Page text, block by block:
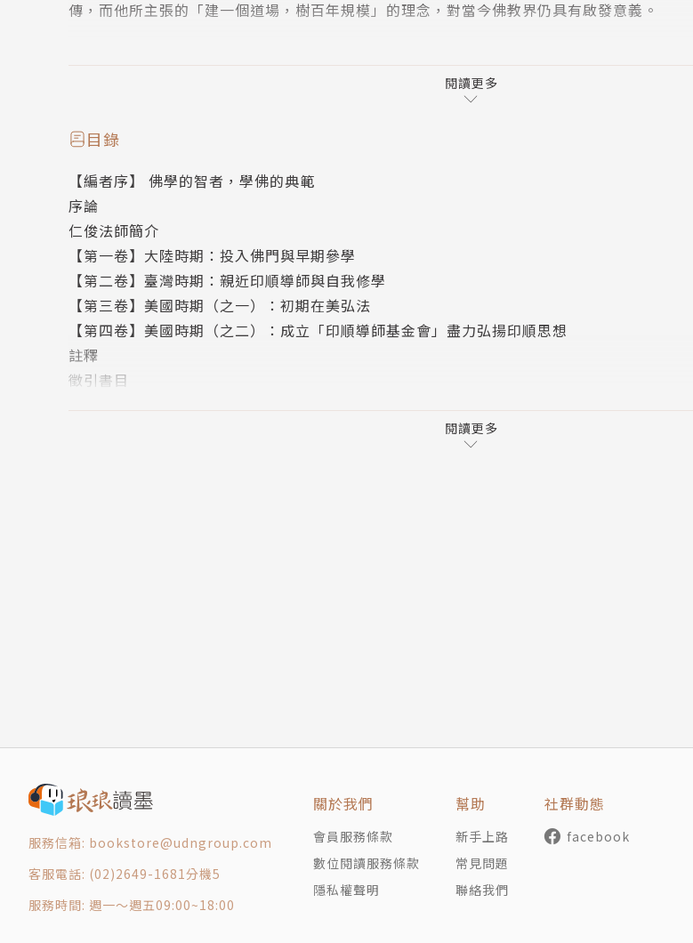
傳，而他所主張的「建一個道場，樹百年規模」的理念，對當今佛教界仍具有啟發意義。
1955年出生於臺灣嘉義，政治大學歷史系學士、碩士、博士；1986年起，任職國史館，曾任
著有《抗戰時期的中央財政與地方財政》（臺北：國史館，2000年）、《印順法師年譜》（
《真實與方便：印順思想研究》（臺北：法界，2009年）、《戰後臺灣漢傳佛教史》（合著
年）、《研究二二八》（臺北：博揚，2011年）等書。
閱讀更多
目錄
【編者序】 佛學的智者，學佛的典範
序論
仁俊法師簡介
【第一卷】大陸時期：投入佛門與早期參學
【第二卷】臺灣時期：親近印順導師與自我修學
【第三卷】美國時期（之一）：初期在美弘法
【第四卷】美國時期（之二）：成立「印順導師基金會」盡力弘揚印順思想
註釋
徵引書目
閱讀更多
服務信箱: bookstore@udngroup.com
客服電話: (02)2649-1681分機5
服務時間: 週一～週五09:00~18:00
關於我們
會員服務條款
數位閱讀服務條款
隱私權聲明
幫助
新手上路
常見問題
聯絡我們
社群動態
facebook